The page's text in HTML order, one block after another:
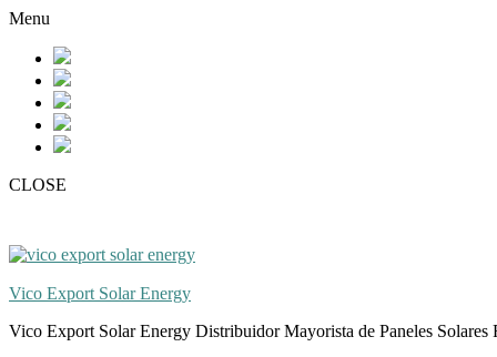
Skip
navigation
Skip
content
Menu
CLOSE
Vico Export Solar Energy
Vico Export Solar Energy Distribuidor Mayorista de Paneles Solares